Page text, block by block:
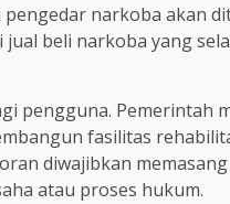
narkoba akan
beli narkoba yang
pengguna. Pemerintah
fasilitas
diwajibkan
atau proses hukum.